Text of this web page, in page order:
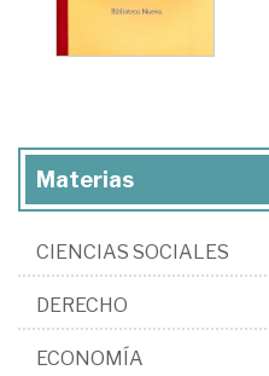
Materias
CIENCIAS SOCIALES
DERECHO
ECONOMÍA